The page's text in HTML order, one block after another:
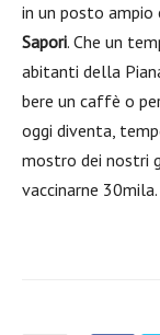
in un posto ampio
Sapori. Che un
abitanti della
bere un caffè o
oggi diventa,
mostro dei nostri
vaccinarne 30mila.